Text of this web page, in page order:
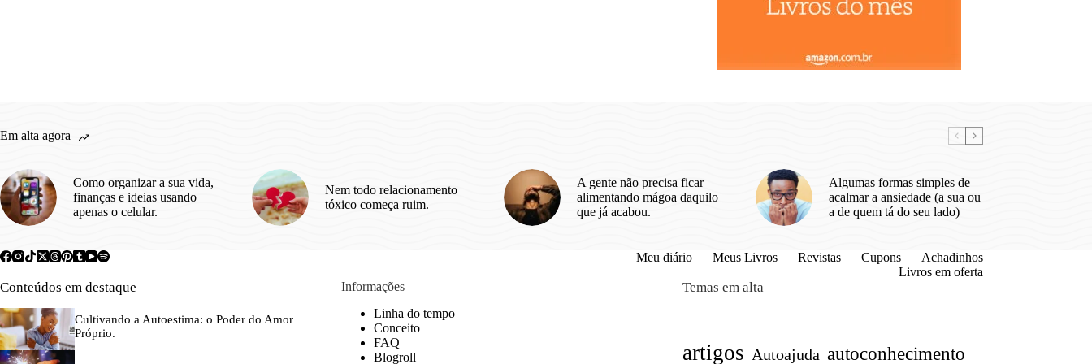
Em alta agora
Como organizar a sua vida,
finanças e ideias usando
apenas o celular.
Nem todo relacionamento
tóxico começa ruim.
A gente não precisa ficar
alimentando mágoa daquilo
que já acabou.
Algumas formas simples de
acalmar a ansiedade (a sua ou
a de quem tá do seu lado)
Meu diário Meus Livros Revistas Cupons
Achadinhos
Livros em oferta
Conteúdos em destaque
Cultivando a Autoestima: o Poder do Amor
Próprio.
Informações
Linha do tempo
Conceito
FAQ
Blogroll
Temas em alta
artigos Autoajuda autoconhecimento